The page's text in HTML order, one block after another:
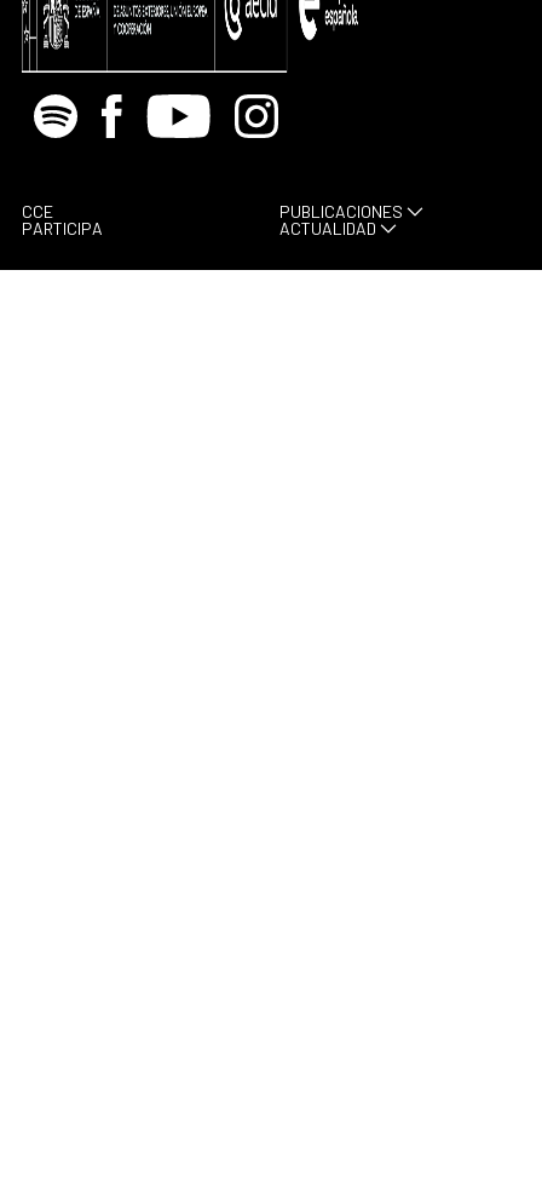
Spotify Facebook
Youtube Instagram
CCE
PARTICIPA
PUBLICACIONES
ACTUALIDAD